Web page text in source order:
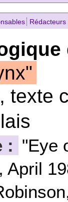
Rédacteurs
texte
: "Eye
April